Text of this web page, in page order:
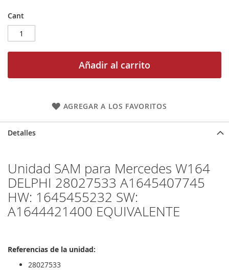
Cant
Añadir al carrito
AGREGAR A LOS FAVORITOS
Detalles
Unidad SAM para Mercedes W164
DELPHI 28027533 A1645407745
HW: 1645455232 SW:
A1644421400 EQUIVALENTE
Referencias de la unidad:
28027533